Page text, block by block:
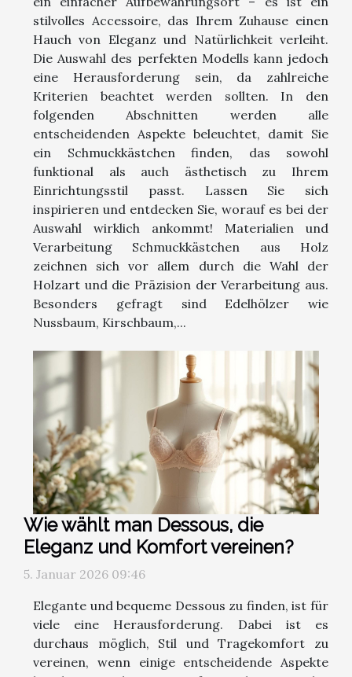
stilvolles Accessoire, das Ihrem Zuhause einen
Hauch von Eleganz und Natürlichkeit verleiht.
Die Auswahl des perfekten Modells kann jedoch
eine Herausforderung sein, da zahlreiche
Kriterien beachtet werden sollten. In den
folgenden Abschnitten werden alle
entscheidenden Aspekte beleuchtet, damit Sie
ein Schmuckkästchen finden, das sowohl
funktional als auch ästhetisch zu Ihrem
Einrichtungsstil passt. Lassen Sie sich
inspirieren und entdecken Sie, worauf es bei der
Auswahl wirklich ankommt! Materialien und
Verarbeitung Schmuckkästchen aus Holz
zeichnen sich vor allem durch die Wahl der
Holzart und die Präzision der Verarbeitung aus.
Besonders gefragt sind Edelhölzer wie
Nussbaum, Kirschbaum,...
Wie wählt man Dessous, die
Eleganz und Komfort vereinen?
5. Januar 2026 09:46
Elegante und bequeme Dessous zu finden, ist für
viele eine Herausforderung. Dabei ist es
durchaus möglich, Stil und Tragekomfort zu
vereinen, wenn einige entscheidende Aspekte